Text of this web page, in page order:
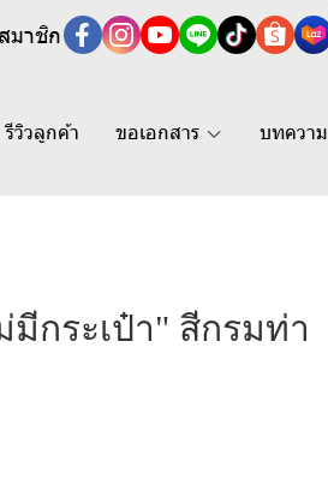
มาชิก
รีวิวลูกค้า ขอเอกสาร บทความ
มีกระเป๋า" สีกรมท่า